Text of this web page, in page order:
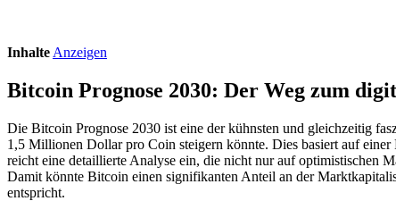
Inhalte Anzeigen
Bitcoin Prognose 2030: Der Weg zum
Die Bitcoin Prognose 2030 ist eine der kühnsten und gleichzeitig
1,5 Millionen Dollar pro Coin steigern könnte. Dies basiert auf
reicht eine detaillierte Analyse ein, die nicht nur auf optimistischen
Damit könnte Bitcoin einen signifikanten Anteil an der
entspricht.